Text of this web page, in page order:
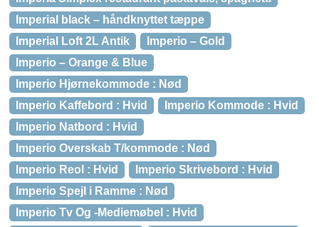
Imperial black – håndknyttet tæppe
Imperial Loft 2L Antik
Imperio – Gold
Imperio – Orange & Blue
Imperio Hjørnekommode : Nød
Imperio Kaffebord : Hvid
Imperio Kommode : Hvid
Imperio Natbord : Hvid
Imperio Overskab T/kommode : Nød
Imperio Reol : Hvid
Imperio Skrivebord : Hvid
Imperio Spejl i Ramme : Nød
Imperio Tv Og -Mediemøbel : Hvid